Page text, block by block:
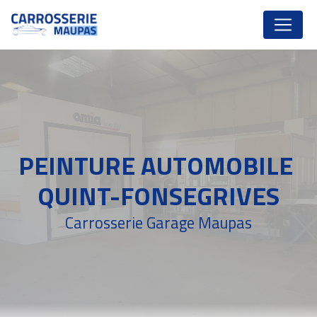
PEINTURE AUTOMOBILE
QUINT-FONSEGRIVES
Carrosserie Garage Maupas